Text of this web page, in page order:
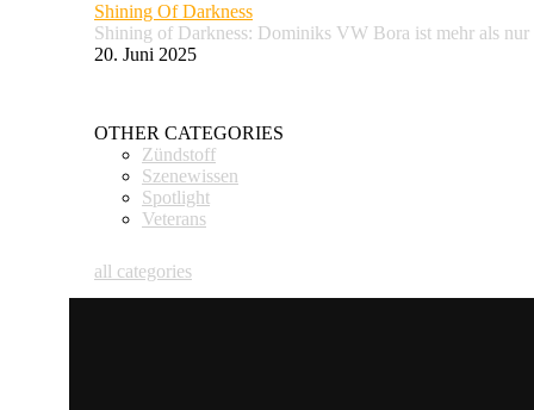
Shining Of Darkness
Shining of Darkness: Dominiks VW Bora ist mehr als
20. Juni 2025
OTHER CATEGORIES
Zündstoff
Szenewissen
Spotlight
Veterans
all categories